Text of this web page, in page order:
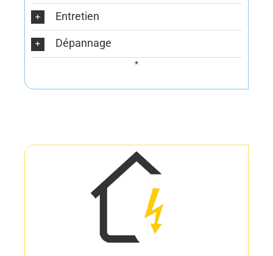
Entretien
Dépannage
*